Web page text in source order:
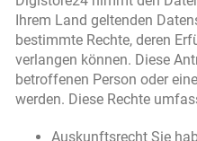
Ihrem Land geltenden
bestimmte Rechte, deren
verlangen können. Diese
betroffenen Person oder
werden. Diese Rechte
Auskunftsrecht Sie